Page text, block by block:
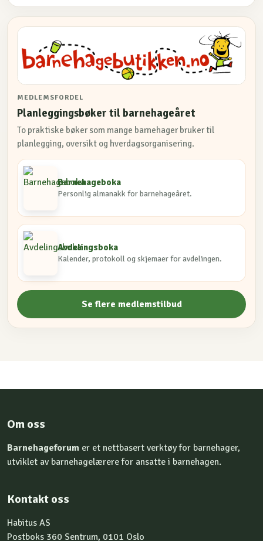
MEDLEMSFORDEL
Planleggingsbøker til barnehageåret
To praktiske bøker som mange barnehager bruker til
planlegging, oversikt og hverdagsorganisering.
Barnehageboka
Personlig almanakk for barnehageåret.
Avdelingsboka
Kalender, protokoll og skjemaer for avdelingen.
Se flere medlemstilbud
Om oss
Barnehageforum er et nettbasert verktøy for barnehager,
utviklet av barnehagelærere for ansatte i barnehagen.
Kontakt oss
Habitus AS
Postboks 360 Sentrum, 0101 Oslo